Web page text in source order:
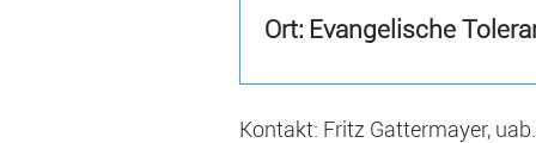
Ort: Evangelische
Kontakt: Fritz Gattermayer,